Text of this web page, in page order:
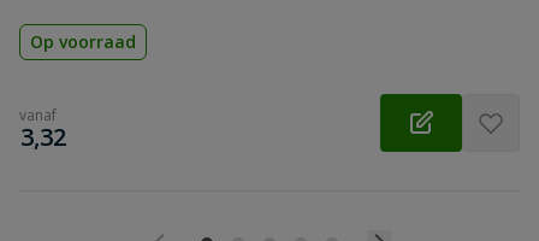
Op voorraad
vanaf
€
3,32